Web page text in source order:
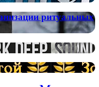
ритуальных